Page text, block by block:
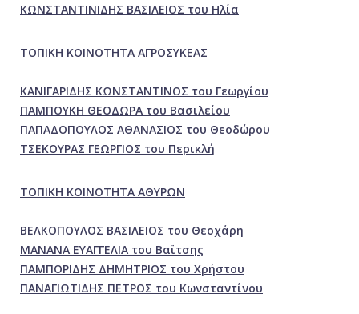
ΚΩΝΣΤΑΝΤΙΝΙΔΗΣ ΒΑΣΙΛΕΙΟΣ του Ηλία
ΤΟΠΙΚΗ ΚΟΙΝΟΤΗΤΑ ΑΓΡΟΣΥΚΕΑΣ
ΚΑΝΙΓΑΡΙΔΗΣ ΚΩΝΣΤΑΝΤΙΝΟΣ του Γεωργίου
ΠΑΜΠΟΥΚΗ ΘΕΟΔΩΡΑ του Βασιλείου
ΠΑΠΑΔΟΠΟΥΛΟΣ ΑΘΑΝΑΣΙΟΣ του Θεοδώρου
ΤΣΕΚΟΥΡΑΣ ΓΕΩΡΓΙΟΣ του Περικλή
ΤΟΠΙΚΗ ΚΟΙΝΟΤΗΤΑ ΑΘΥΡΩΝ
ΒΕΛΚΟΠΟΥΛΟΣ ΒΑΣΙΛΕΙΟΣ του Θεοχάρη
ΜΑΝΑΝΑ ΕΥΑΓΓΕΛΙΑ του Βαϊτσης
ΠΑΜΠΟΡΙΔΗΣ ΔΗΜΗΤΡΙΟΣ του Χρήστου
ΠΑΝΑΓΙΩΤΙΔΗΣ ΠΕΤΡΟΣ του Κωνσταντίνου